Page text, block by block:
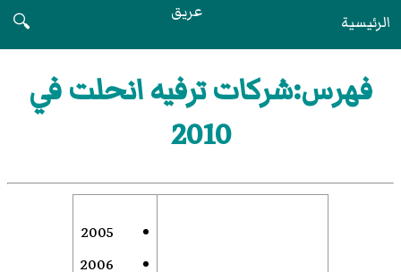
الرئيسية عريق
🔍
فهرس:شركات ترفيه انحلت في
2010
2005
2006